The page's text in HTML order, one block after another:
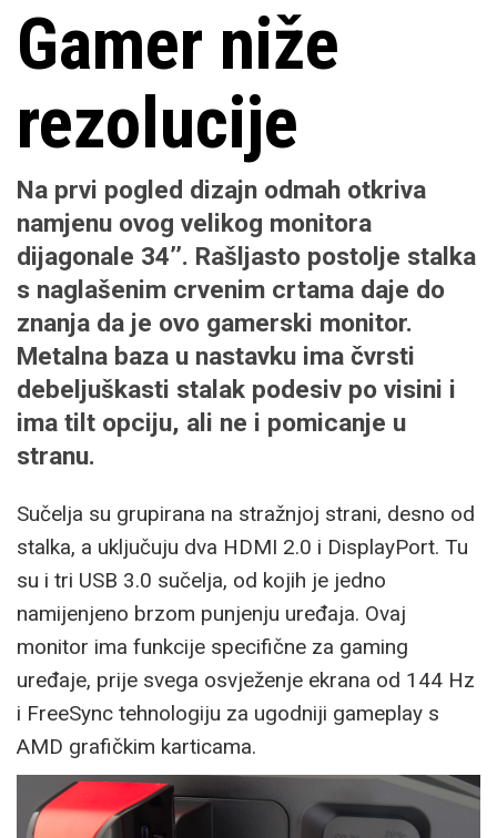
Gamer niže
rezolucije
Na prvi pogled dizajn odmah otkriva
namjenu ovog velikog monitora
dijagonale 34’’. Rašljasto postolje stalka
s naglašenim crvenim crtama daje do
znanja da je ovo gamerski monitor.
Metalna baza u nastavku ima čvrsti
debeljuškasti stalak podesiv po visini i
ima tilt opciju, ali ne i pomicanje u
stranu.
Sučelja su grupirana na stražnjoj strani, desno od
stalka, a uključuju dva HDMI 2.0 i DisplayPort. Tu
su i tri USB 3.0 sučelja, od kojih je jedno
namijenjeno brzom punjenju uređaja. Ovaj
monitor ima funkcije specifične za gaming
uređaje, prije svega osvježenje ekrana od 144 Hz
i FreeSync tehnologiju za ugodniji gameplay s
AMD grafičkim karticama.